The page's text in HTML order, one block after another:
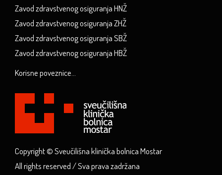
Zavod zdravstvenog osiguranja HNŽ
Zavod zdravstvenog osiguranja ZHŽ
Zavod zdravstvenog osiguranja SBŽ
Zavod zdravstvenog osiguranja HBŽ
Korisne poveznice...
Copyright © Sveučilišna klinička bolnica Mostar
All rights reserved / Sva prava zadržana